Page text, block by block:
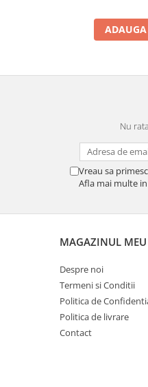
Nu
Vreau sa
Afla mai multe in
MAGAZINUL MEU
Despre noi
Termeni si Conditii
Politica de
Politica de livrare
Contact